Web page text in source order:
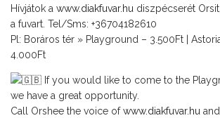
Hívjátok a www.diakfuvar.hu diszpécserét
a fuvart. Tel/Sms: +36704182610
Pl: Boráros tér » Playground – 3.500Ft |
4.000Ft
If you would like to come to the
we have a great opportunity.
Call Orshee the voice ofwww.diakfuvar.hu